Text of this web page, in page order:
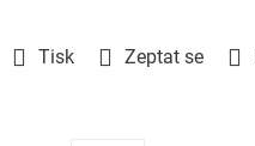
Tisk Zeptat se